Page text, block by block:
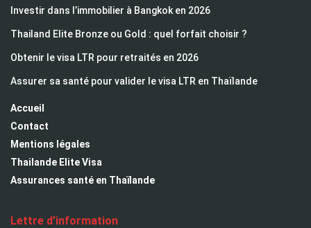
Investir dans l’immobilier à Bangkok en 2026
Thailand Elite Bronze ou Gold : quel forfait choisir ?
Obtenir le visa LTR pour retraités en 2026
Assurer sa santé pour valider le visa LTR en Thaïlande
Accueil
Contact
Mentions légales
Thailande Elite Visa
Assurances santé en Thaïlande
Lettre d’information